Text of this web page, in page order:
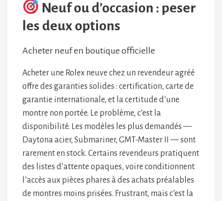
Neuf ou d’occasion : peser
les deux options
Acheter neuf en boutique officielle
Acheter une Rolex neuve chez un revendeur agréé
offre des garanties solides : certification, carte de
garantie internationale, et la certitude d’une
montre non portée. Le problème, c’est la
disponibilité. Les modèles les plus demandés —
Daytona acier, Submariner, GMT-Master II — sont
rarement en stock. Certains revendeurs pratiquent
des listes d’attente opaques, voire conditionnent
l’accès aux pièces phares à des achats préalables
de montres moins prisées. Frustrant, mais c’est la